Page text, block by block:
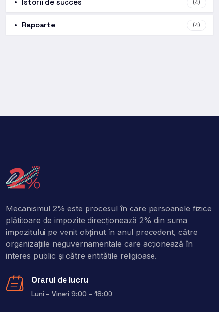
Istorii de succes (4)
Rapoarte (4)
Mecanismul 2% este procesul în care persoanele fizice
plătitoare de impozite direcţionează 2% din suma
impozitului pe venit obţinut în anul precedent, către
organizaţiile neguvernamentale care acţionează în
interes public şi către entitățile religioase.
Orarul de lucru
Luni – Vineri 9:00 – 18:00